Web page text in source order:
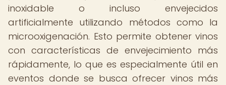
inoxidable o incluso envejecidos
artificialmente utilizando métodos como la
microoxigenación. Esto permite obtener vinos
con características de envejecimiento más
rápidamente, lo que es especialmente útil en
eventos donde se busca ofrecer vinos más